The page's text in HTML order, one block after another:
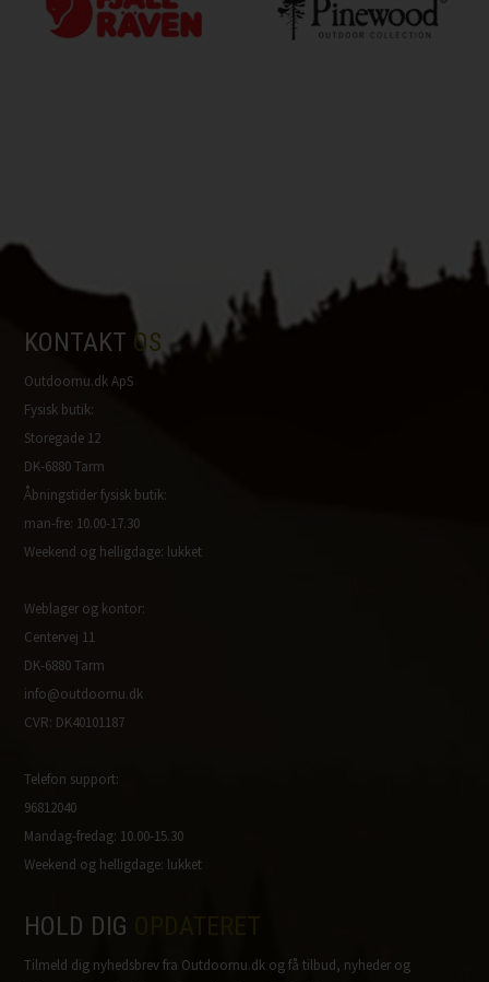
KONTAKT OS
Outdoornu.dk ApS
Fysisk butik:
Storegade 12
DK-6880 Tarm
Åbningstider fysisk butik:
man-fre: 10.00-17.30
Weekend og helligdage: lukket
Weblager og kontor:
Centervej 11
DK-6880 Tarm
info@outdoornu.dk
CVR: DK40101187
Telefon support:
96812040
Mandag-fredag: 10.00-15.30
Weekend og helligdage: lukket
HOLD DIG
Tilmeld dig nyhedsbrev fra Outdoornu.dk og få tilbud, nyheder og